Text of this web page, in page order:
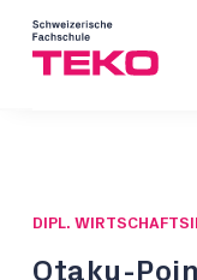
DIPL.
Otaku-